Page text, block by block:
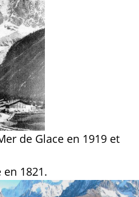
de Glace en 1919 et
1821.